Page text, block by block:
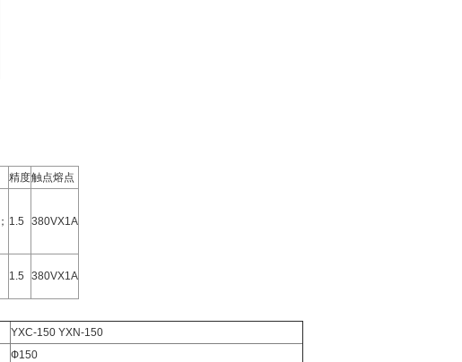
精度触点熔点
1.5
380VX1A
1.5
380VX1A
YXC-150 YXN-150
Ф150